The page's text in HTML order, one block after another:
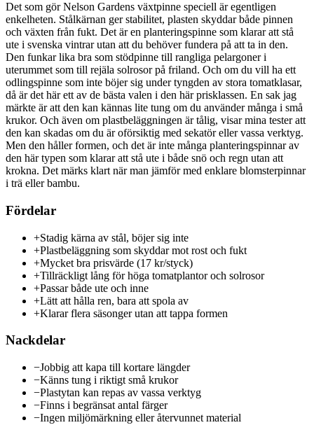
Det som gör Nelson Gardens växtpinne speciell är egentligen
enkelheten. Stålkärnan ger stabilitet, plasten skyddar både pinnen
och växten från fukt. Det är en planteringspinne som klarar att stå
ute i svenska vintrar utan att du behöver fundera på att ta in den.
Den funkar lika bra som stödpinne till rangliga pelargoner i
uterummet som till rejäla solrosor på friland. Och om du vill ha ett
odlingspinne som inte böjer sig under tyngden av stora tomatklasar,
då är det här ett av de bästa valen i den här prisklassen. En sak jag
märkte är att den kan kännas lite tung om du använder många i små
krukor. Och även om plastbeläggningen är tålig, visar mina tester att
den kan skadas om du är oförsiktig med sekatör eller vassa verktyg.
Men den håller formen, och det är inte många planteringspinnar av
den här typen som klarar att stå ute i både snö och regn utan att
krokna. Det märks klart när man jämför med enklare blomsterpinnar
i trä eller bambu.
Fördelar
+Stadig kärna av stål, böjer sig inte
+Plastbeläggning som skyddar mot rost och fukt
+Mycket bra prisvärde (17 kr/styck)
+Tillräckligt lång för höga tomatplantor och solrosor
+Passar både ute och inne
+Lätt att hålla ren, bara att spola av
+Klarar flera säsonger utan att tappa formen
Nackdelar
−Jobbig att kapa till kortare längder
−Känns tung i riktigt små krukor
−Plastytan kan repas av vassa verktyg
−Finns i begränsat antal färger
−Ingen miljömärkning eller återvunnet material